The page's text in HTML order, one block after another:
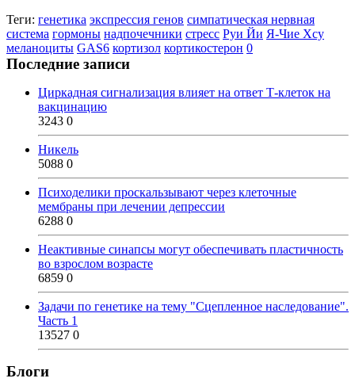
Теги: генетика экспрессия генов симпатическая нервная
система гормоны надпочечники стресс Руи Йи Я-Чие Хсу
меланоциты GAS6 кортизол кортикостерон 0
Последние записи
Циркадная сигнализация влияет на ответ Т-клеток на
вакцинацию
3243 0
Никель
5088 0
Психоделики проскальзывают через клеточные
мембраны при лечении депрессии
6288 0
Неактивные синапсы могут обеспечивать пластичность
во взрослом возрасте
6859 0
Задачи по генетике на тему "Сцепленное наследование".
Часть 1
13527 0
Блоги